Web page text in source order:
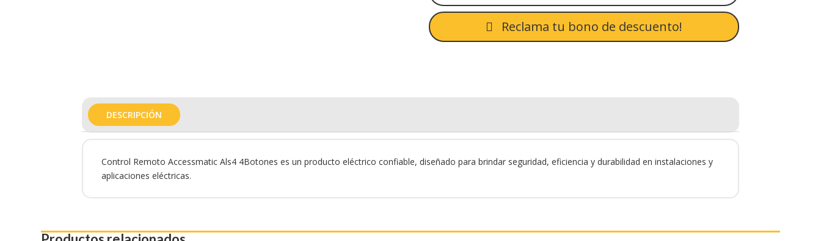
Reclama tu bono de descuento!
DESCRIPCIÓN
Control Remoto Accessmatic Als4 4Botones es un producto eléctrico confiable, diseñado para brindar seguridad, eficiencia y durabilidad en instalaciones y
aplicaciones eléctricas.